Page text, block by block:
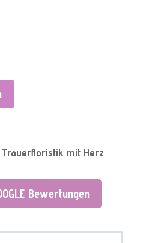
mit Herz
Bewertungen